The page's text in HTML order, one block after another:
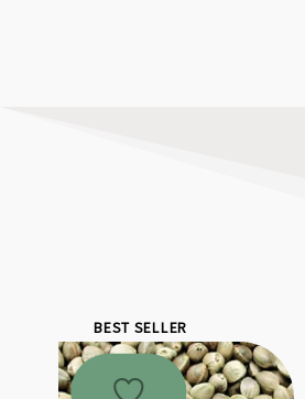
BEST SELLER